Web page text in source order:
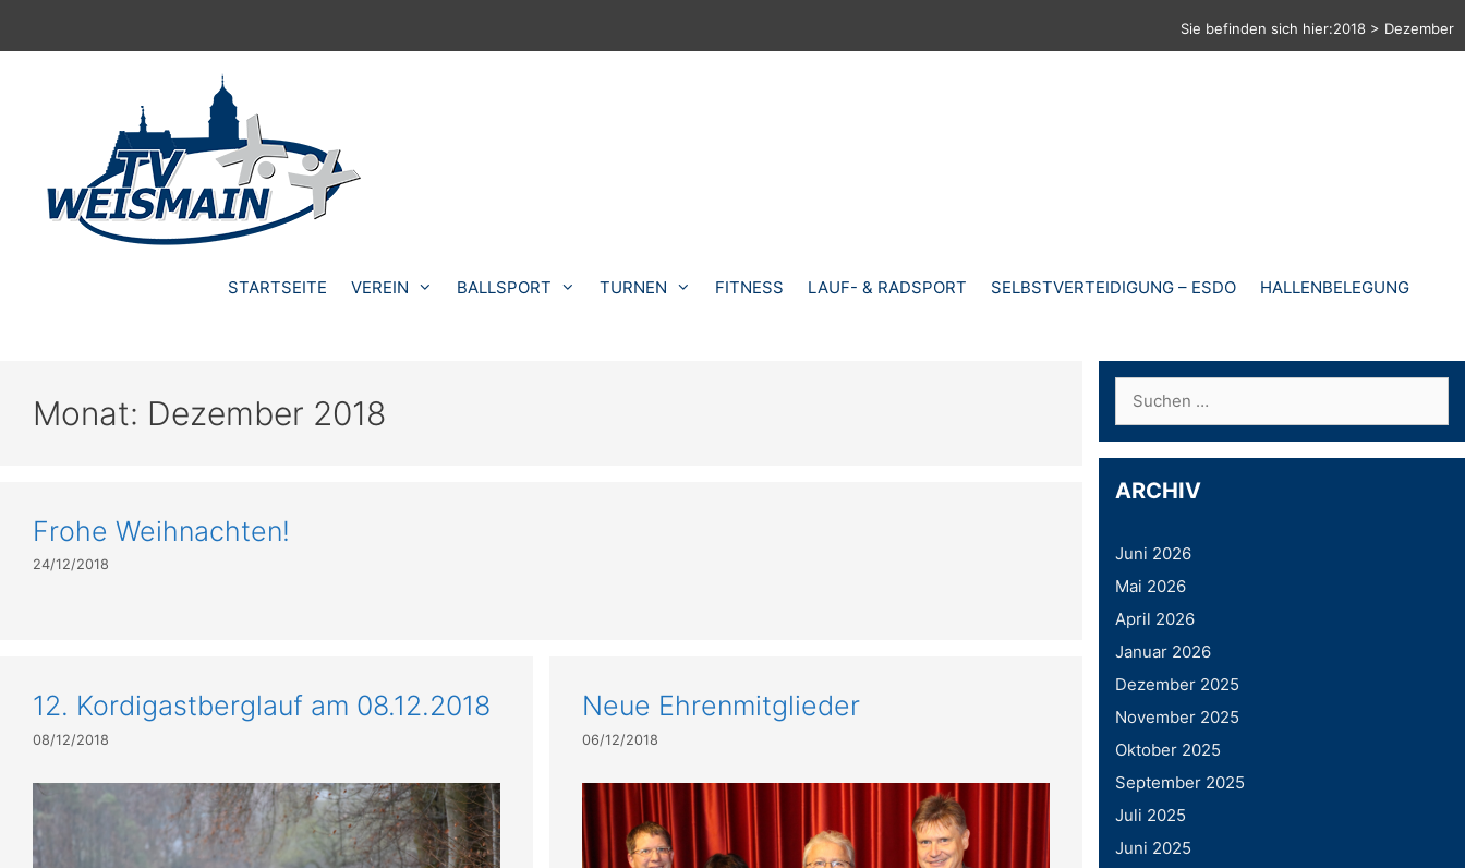
Sie befinden sich hier:2018 > Dezember
STARTSEITE VEREIN BALLSPORT TURNEN FITNESS LAUF- & RADSPORT SELBSTVERTEIDIGUNG – ESDO HALLENBELEGUNG
Monat: Dezember 2018
Frohe Weihnachten!
24/12/2018
12. Kordigastberglauf am 08.12.2018
08/12/2018
Neue Ehrenmitglieder
06/12/2018
Suchen
ARCHIV
Juni 2026
Mai 2026
April 2026
Januar 2026
Dezember 2025
November 2025
Oktober 2025
September 2025
Juli 2025
Juni 2025